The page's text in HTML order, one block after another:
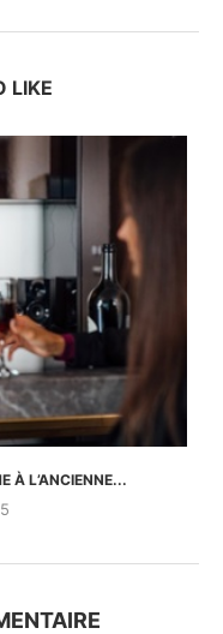
LIKE
À L’ANCIENNE...